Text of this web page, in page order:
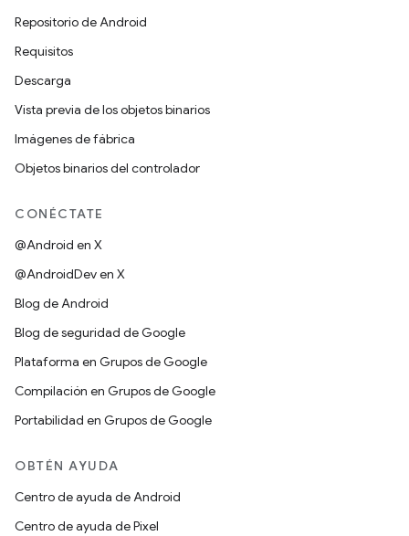
Repositorio de Android
Requisitos
Descarga
Vista previa de los objetos binarios
Imágenes de fábrica
Objetos binarios del controlador
CONÉCTATE
@Android en X
@AndroidDev en X
Blog de Android
Blog de seguridad de Google
Plataforma en Grupos de Google
Compilación en Grupos de Google
Portabilidad en Grupos de Google
OBTÉN AYUDA
Centro de ayuda de Android
Centro de ayuda de Pixel